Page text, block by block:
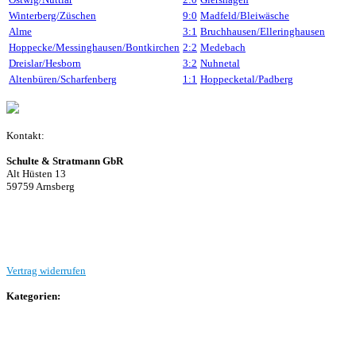
Winterberg/Züschen
9:0 Madfeld/Bleiwäsche
Alme
3:1 Bruchhausen/Elleringhausen
Hoppecke/Messinghausen/Bontkirchen 2:2 Medebach
Dreislar/Hesborn
3:2 Nuhnetal
Altenbüren/Scharfenberg
1:1 Hoppecketal/Padberg
Kontakt:
Schulte & Stratmann GbR
Alt Hüsten 13
59759 Arnsberg
Vertrag widerrufen
Kategorien: